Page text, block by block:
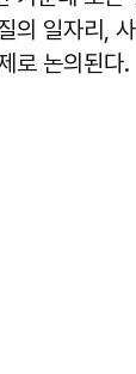
의 일자리,
로 논의된다.